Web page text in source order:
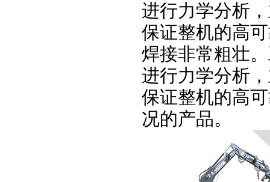
进行力学分析
保证整机的高
焊接非常粗壮
进行力学分析
保证整机的高
况的产品。